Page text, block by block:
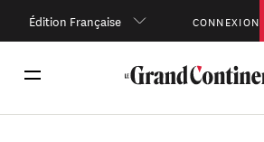
Édition Française CONNEXION